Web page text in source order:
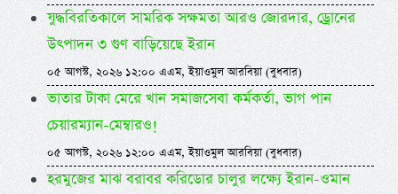
যুদ্ধবিরতিকালে সামরিক সক্ষমতা আরও জোরদার, ড্রোনের
উৎপাদন ৩ গুণ বাড়িয়েছে ইরান
০৫ আগস্ট, ২০২৬ ১২:০০ এএম, ইয়াওমুল আরবিয়া (বুধবার)
ভাতার টাকা মেরে খান সমাজসেবা কর্মকর্তা, ভাগ পান
চেয়ারম্যান-মেম্বারও!
০৫ আগস্ট, ২০২৬ ১২:০০ এএম, ইয়াওমুল আরবিয়া (বুধবার)
হরমুজের মাঝ বরাবর করিডোর চালুর লক্ষ্যে ইরান-ওমান